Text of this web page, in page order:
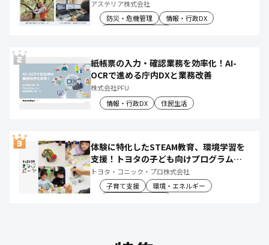
リ化し、月50時間の庁内作業を削減
アステリア株式会社
防災・危機管理
情報・行政DX
紙帳票の入力・確認業務を効率化！AI-
OCRで進める庁内DXと業務改善
株式会社PFU
情報・行政DX
住民生活
体験に特化したSTEAM教育、環境学習を
支援！トヨタの子ども向けプログラムで
社会や将来について楽しく学べる体験機
会を創出
トヨタ・コニック・プロ株式会社
子育て支援
環境・エネルギー